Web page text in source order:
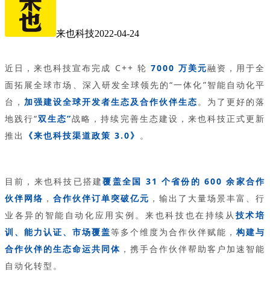
来也科技2022-04-24
近日，来也科技宣布完成 C++ 轮 7000 万美元融资，用于全
面拓展全球市场、深入研发全球领先的“一体化”智能自动化平
台， 加强建设全球开发者生态及合作伙伴生态。为了更好的落
地践行“双生态”战略，持续完善生态建设，来也科技正式更新
推出
《来也科技渠道政策 3.0》 。
目前，来也科技已搭建覆盖全国 31 个省份的 600 余家合作
伙伴网络 ， 合作伙伴订单突破亿元 ，输出了大量场景丰富、行
业各异的智能自动化应用实例。来也科技也在持续从 技术培
训、能力认证、市场覆盖等多个维度为合作伙伴赋能， 构建与
合作伙伴的生态命运共同体 ，携手合作伙伴帮助客户加速智能
自动化转型。